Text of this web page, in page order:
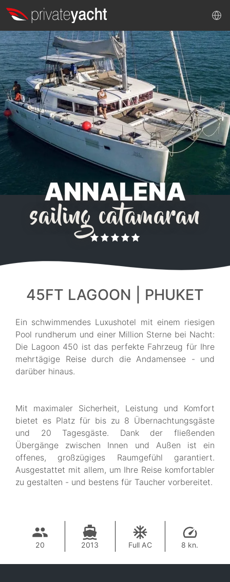
ANNALENA
sailing catamaran
45FT LAGOON | PHUKET
Ein schwimmendes Luxushotel mit einem riesigen
Pool rundherum und einer Million Sterne bei Nacht:
Die Lagoon 450 ist das perfekte Fahrzeug für Ihre
mehrtägige Reise durch die Andamensee - und
darüber hinaus.
Mit maximaler Sicherheit, Leistung und Komfort
bietet es Platz für bis zu 8 Übernachtungsgäste
und 20 Tagesgäste. Dank der fließenden
Übergänge zwischen Innen und Außen ist ein
offenes, großzügiges Raumgefühl garantiert.
Ausgestattet mit allem, um Ihre Reise komfortabler
zu gestalten - und bestens für Taucher vorbereitet.
20 2013 Full AC 8 kn.